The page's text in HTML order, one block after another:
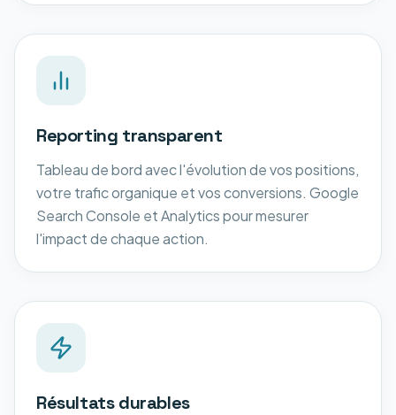
Reporting transparent
Tableau de bord avec l'évolution de vos positions,
votre trafic organique et vos conversions. Google
Search Console et Analytics pour mesurer
l'impact de chaque action.
Résultats durables